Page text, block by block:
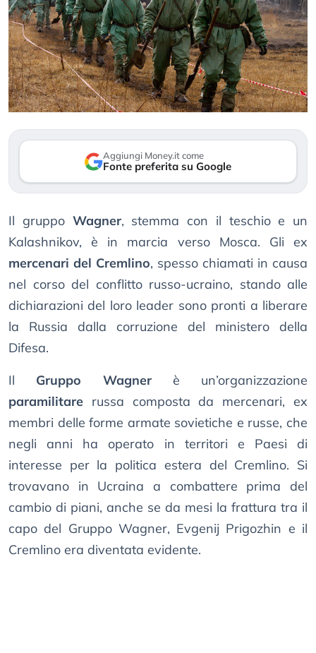
Aggiungi Money.it come
Fonte preferita su Google
Il gruppo Wagner, stemma con il teschio e un
Kalashnikov, è in marcia verso Mosca. Gli ex
mercenari del Cremlino, spesso chiamati in causa
nel corso del conflitto russo-ucraino, stando alle
dichiarazioni del loro leader sono pronti a liberare
la Russia dalla corruzione del ministero della
Difesa.
Il Gruppo Wagnerè un’organizzazione
paramilitare russa composta da mercenari, ex
membri delle forme armate sovietiche e russe, che
negli anni ha operato in territori e Paesi di
interesse per la politica estera del Cremlino. Si
trovavano in Ucraina a combattere prima del
cambio di piani, anche se da mesi la frattura tra il
capo del Gruppo Wagner, Evgenij Prigozhin e il
Cremlino era diventata evidente.